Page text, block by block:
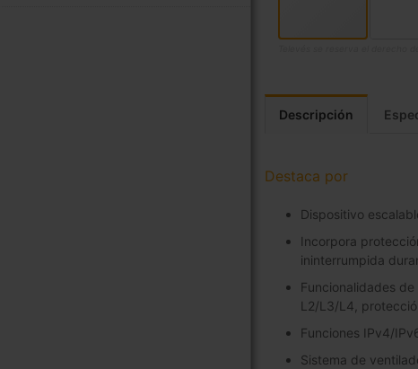
al
comienzo
galería
imágenes
Descripción
Destaca por
Dispositivo
Incorpora
ininterrumpida
Funcionalidades
L2/L3/L4,
Funciones IPv4/
Sistema de